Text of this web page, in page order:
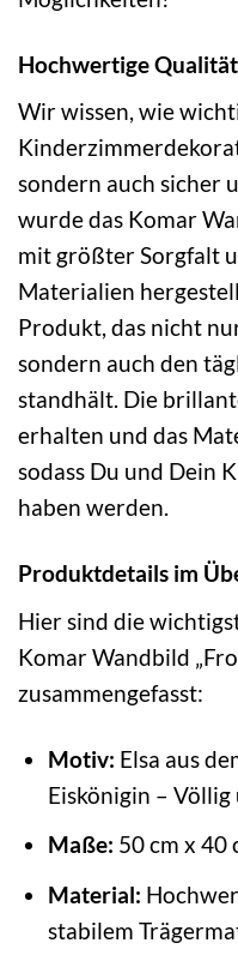
Hochwertige
Wir wissen, wie
sondern auch sicher
wurde das Komar
mit größter Sorgfalt
Materialien
Produkt, das nicht
sondern auch den
standhält. Die
erhalten und das
sodass Du und Dein
haben werden.
Produktdetails im
Hier sind die
Komar Wandbild
zusammengefasst:
Motiv: Elsa aus
Eiskönigin –
Maße: 50 cm x 40
Material:
stabilem